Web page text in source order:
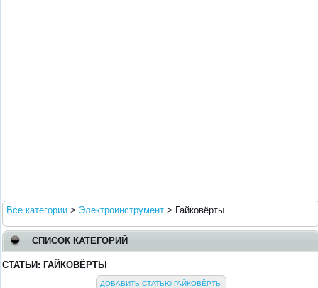
Все категории > Электроинструмент > Гайковёрты
СПИСОК КАТЕГОРИЙ
СТАТЬИ: ГАЙКОВЁРТЫ
ДОБАВИТЬ СТАТЬЮ ГАЙКОВЁРТЫ